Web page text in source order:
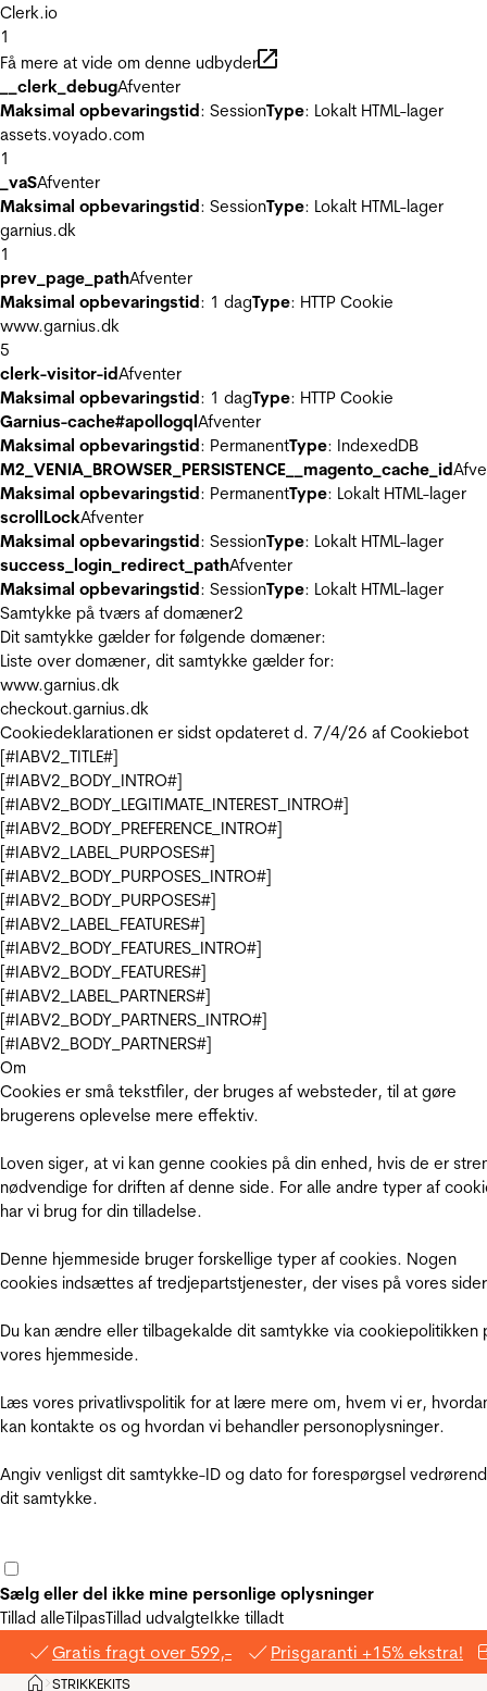
Clerk.io
1
Få mere at vide om denne udbyder
__clerk_debugAfventer
Maksimal opbevaringstid: SessionType: Lokalt HTML-lager
assets.voyado.com
1
_vaSAfventer
Maksimal opbevaringstid: SessionType: Lokalt HTML-lager
garnius.dk
1
prev_page_pathAfventer
Maksimal opbevaringstid: 1 dagType: HTTP Cookie
www.garnius.dk
5
clerk-visitor-idAfventer
Maksimal opbevaringstid: 1 dagType: HTTP Cookie
Garnius-cache#apollogqlAfventer
Maksimal opbevaringstid: PermanentType: IndexedDB
M2_VENIA_BROWSER_PERSISTENCE__magento_cache_id
Maksimal opbevaringstid: PermanentType: Lokalt HTML-lager
scrollLockAfventer
Maksimal opbevaringstid: SessionType: Lokalt HTML-lager
success_login_redirect_pathAfventer
Maksimal opbevaringstid: SessionType: Lokalt HTML-lager
Samtykke på tværs af domæner2
Dit samtykke gælder for følgende domæner:
Liste over domæner, dit samtykke gælder for:
www.garnius.dk
checkout.garnius.dk
Cookiedeklarationen er sidst opdateret d. 7/4/26 af Cookiebot
[#IABV2_TITLE#]
[#IABV2_BODY_INTRO#]
[#IABV2_BODY_LEGITIMATE_INTEREST_INTRO#]
[#IABV2_BODY_PREFERENCE_INTRO#]
[#IABV2_LABEL_PURPOSES#]
[#IABV2_BODY_PURPOSES_INTRO#]
[#IABV2_BODY_PURPOSES#]
[#IABV2_LABEL_FEATURES#]
[#IABV2_BODY_FEATURES_INTRO#]
[#IABV2_BODY_FEATURES#]
[#IABV2_LABEL_PARTNERS#]
[#IABV2_BODY_PARTNERS_INTRO#]
[#IABV2_BODY_PARTNERS#]
Om
Cookies er små tekstfiler, der bruges af websteder, til at gøre
brugerens oplevelse mere effektiv.
Loven siger, at vi kan genne cookies på din enhed, hvis de er
nødvendige for driften af denne side. For alle andre typer af
har vi brug for din tilladelse.
Denne hjemmeside bruger forskellige typer af cookies. Nogen
cookies indsættes af tredjepartstjenester, der vises på vores
Du kan ændre eller tilbagekalde dit samtykke via cookiepolitikken
vores hjemmeside.
Læs vores privatlivspolitik for at lære mere om, hvem vi er,
kan kontakte os og hvordan vi behandler personoplysninger.
Angiv venligst dit samtykke-ID og dato for forespørgsel
dit samtykke.
Sælg eller del ikke mine personlige oplysninger
Tillad alleTilpasTillad udvalgteIkke tilladt
Gratis fragt over 599,- Prisgaranti +15% ekstra!
Hjem
>STRIKKEKITS